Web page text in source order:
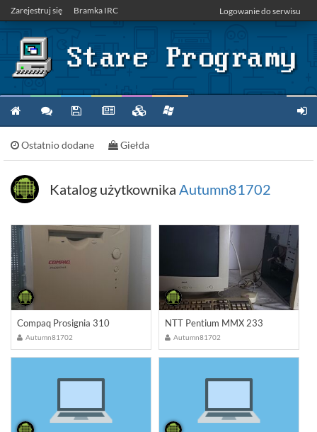
Zarejestruj się Bramka IRC Logowanie do serwisu
Ostatnio dodane Giełda
Katalog użytkownika Autumn81702
Compaq Prosignia 310
Autumn81702
NTT Pentium MMX 233
Autumn81702